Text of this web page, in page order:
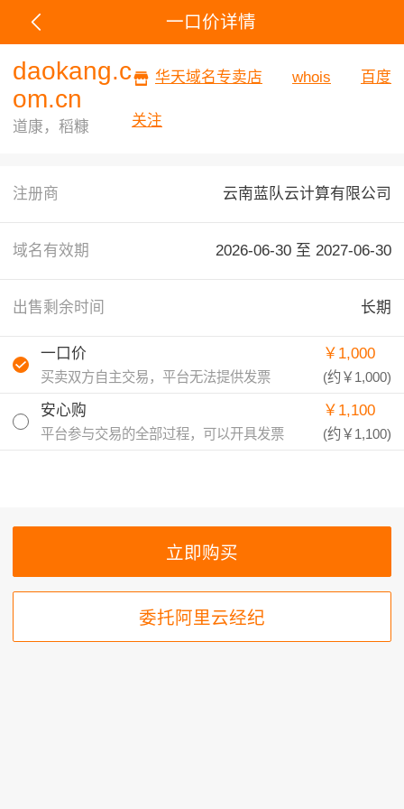
一口价详情
daokang.c
om.cn
道康，稻糠
华天域名专卖店 whois 百度
关注
注册商 云南蓝队云计算有限公司
域名有效期 2026-06-30 至 2027-06-30
出售剩余时间 长期
一口价
买卖双方自主交易，平台无法提供发票
￥1,000
(约￥1,000)
安心购
平台参与交易的全部过程，可以开具发票
￥1,100
(约￥1,100)
委托阿里云经纪